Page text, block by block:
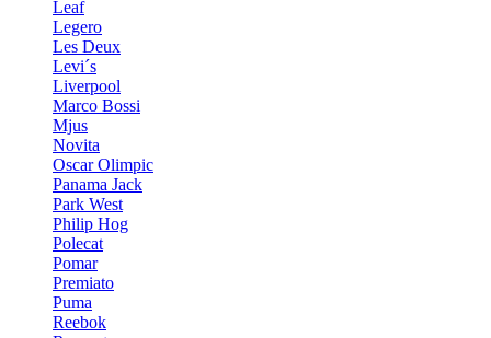
Leaf
Legero
Les Deux
Levi´s
Liverpool
Marco Bossi
Mjus
Novita
Oscar Olimpic
Panama Jack
Park West
Philip Hog
Polecat
Pomar
Premiato
Puma
Reebok